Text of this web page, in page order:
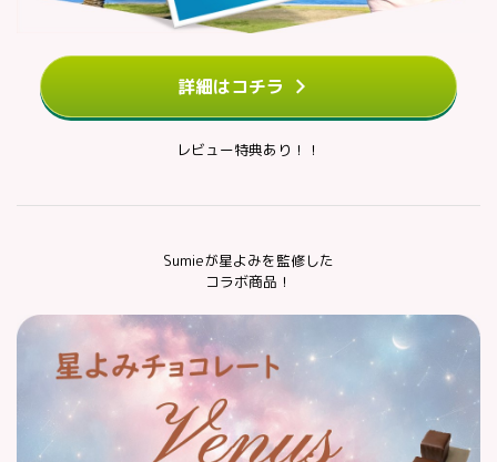
詳細はコチラ
レビュー特典あり！！
Sumieが星よみを監修した
コラボ商品！